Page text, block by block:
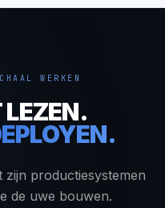
WERKEN
zijn productiesystemen
de uwe bouwen.